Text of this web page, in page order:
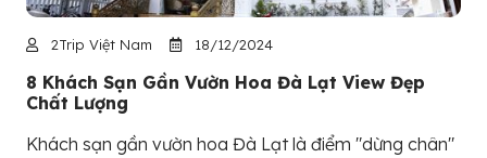
2Trip Việt Nam 18/12/2024
8 Khách Sạn Gần Vườn Hoa Đà Lạt View Đẹp
Chất Lượng
Khách sạn gần vườn hoa Đà Lạt là điểm "dừng chân"